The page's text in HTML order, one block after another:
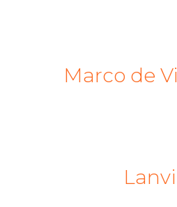
Marco de